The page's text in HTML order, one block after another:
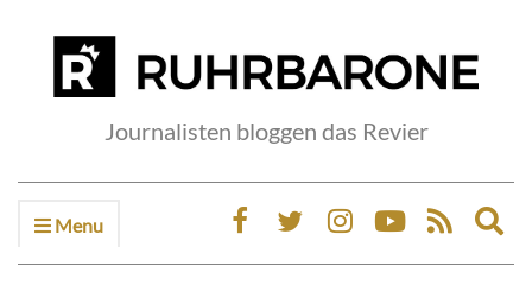
Journalisten bloggen das Revier
Menu